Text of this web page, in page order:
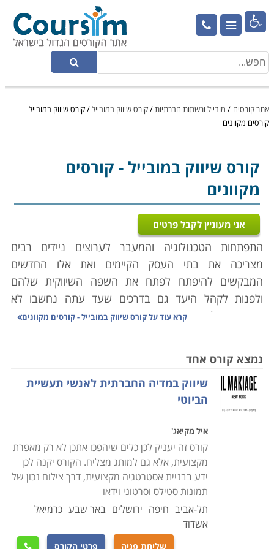

אתר קורסים / מובייל ורשתות חברתיות/קורס שיווק במובייל/קורס שיווק במובייל -
קורסים מקוונים
קורס שיווק במובייל- קורסים
מקוונים
אני מעוניין לקבל פרטים
התפתחות הטכנולוגיה והמעבר לערוצים ניידים רבים
מצריכה את בתי העסק הקיימים ואת אלו החדשים
המבקשים להיפתח לפתח את השפה השיווקית שלהם
ולפנות לקהל היעד גם בדרכים שעד עתה נחשבו לא
קונבנציונאליות. כפי שהוכיחה מערכת הבחירות האחרונה,
מאשר בשלטי חוצות ובעלונים בתיבות הדואר.
אלא גם (ובעיקר) מאנשי המקצוע המובילים, להגדיל את
ארגז הכלים המקצועי שלהם ולא לדרוך במקום עם
אסטרטגיות שכבר אינן מתאימות לעידן העכשווי. שיווק כיום
דורש הבנה של הפלטפורמות הרבות האפשריות העומדות
לרשות העסק ובניית תכנית בהתאם, תוך הבנה שהמובייל
והעולם האינטרנטי הפך להיות מרכזי ביותר ודורש תשומת
לב מוגברת. השאלות שנשאלים משווקים היום הן איך ליצור
קרא עוד עלקורס שיווק במובייל - קורסים מקוונים
נמצא קורס אחד
שיווק במדיה החברתית לאנשי תעשיית
הביוטי
איל מקיאג'
קורס זה יעניק לכן כלים שיהפכו אתכן לא רק מאפרת
מקצועית, אלא גם למותג מצליח. הקורס יקנה לכן
ידע בבניית אסטרטגיה מקצועית, דרך צילום נכון של
תמונות סטילס וסרטוני וידאו
תל-אביב חיפה ירושלים באר שבע כרמיאל
אשדוד
שליחת פניה פרטי הקורס 